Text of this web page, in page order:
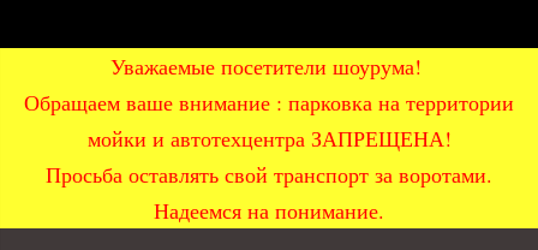
Уважаемые посетители шоурума!
Обращаем ваше внимание : парковка на территории
мойки и автотехцентра ЗАПРЕЩЕНА!
Просьба оставлять свой транспорт за воротами.
Надеемся на понимание.